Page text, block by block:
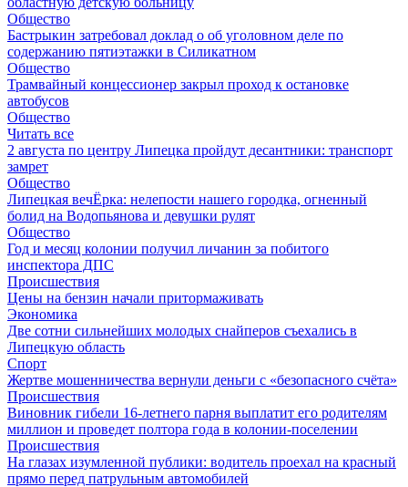
Общество
Бастрыкин затребовал доклад о об уголовном деле по
содержанию пятиэтажки в Силикатном
Общество
Трамвайный концессионер закрыл проход к остановке
автобусов
Общество
Читать все
2 августа по центру Липецка пройдут десантники: транспорт
замрет
Общество
Липецкая вечЁрка: нелепости нашего городка, огненный
болид на Водопьянова и девушки рулят
Общество
Год и месяц колонии получил личанин за побитого
инспектора ДПС
Происшествия
Цены на бензин начали притормаживать
Экономика
Две сотни сильнейших молодых снайперов съехались в
Липецкую область
Спорт
Жертве мошенничества вернули деньги с «безопасного счёта»
Происшествия
Виновник гибели 16-летнего парня выплатит его родителям
миллион и проведет полтора года в колонии-поселении
Происшествия
На глазах изумленной публики: водитель проехал на красный
прямо перед патрульным автомобилей